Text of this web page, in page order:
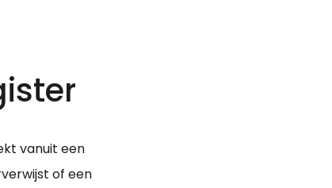
vanuit een
of een